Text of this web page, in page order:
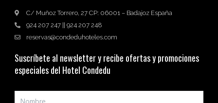
C/ Muñoz Torrero, 27 CP: 06001 – Badajoz España
924 207 247 || 924 207 248
reservas@condeduhoteles.com
Suscríbete al newsletter y recibe ofertas y promociones
especiales del Hotel Condedu